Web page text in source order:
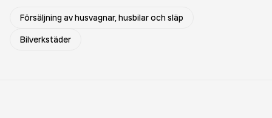
Försäljning av husvagnar, husbilar och släp
Bilverkstäder